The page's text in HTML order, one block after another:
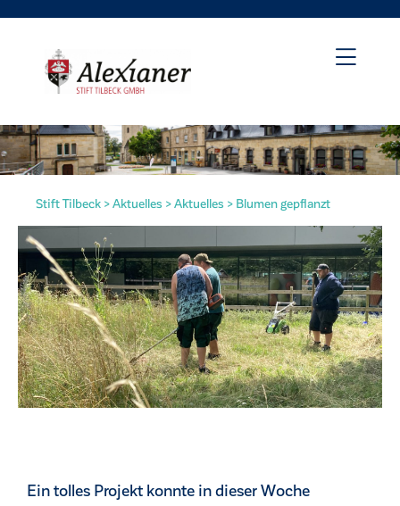
Stift Tilbeck >Aktuelles >Aktuelles > Blumen gepflanzt
Ein tolles Projekt konnte in dieser Woche